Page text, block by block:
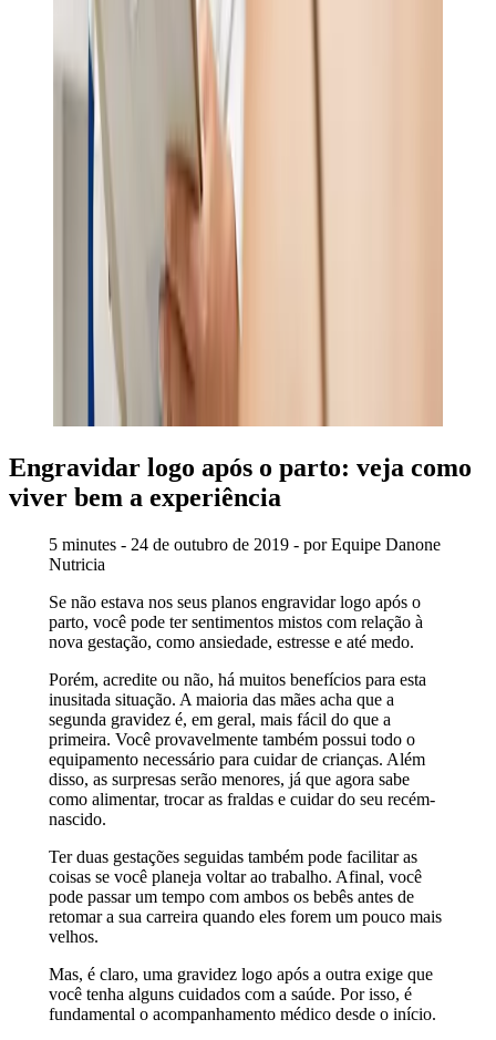
Engravidar logo após o parto: veja como
viver bem a experiência
5 minutes - 24 de outubro de 2019 - por Equipe Danone
Nutricia
Se não estava nos seus planos engravidar logo após o
parto, você pode ter sentimentos mistos com relação à
nova gestação, como ansiedade, estresse e até medo.
Porém, acredite ou não, há muitos benefícios para esta
inusitada situação. A maioria das mães acha que a
segunda gravidez é, em geral, mais fácil do que a
primeira. Você provavelmente também possui todo o
equipamento necessário para cuidar de crianças. Além
disso, as surpresas serão menores, já que agora sabe
como alimentar, trocar as fraldas e cuidar do seu recém-
nascido.
Ter duas gestações seguidas também pode facilitar as
coisas se você planeja voltar ao trabalho. Afinal, você
pode passar um tempo com ambos os bebês antes de
retomar a sua carreira quando eles forem um pouco mais
velhos.
Mas, é claro, uma gravidez logo após a outra exige que
você tenha alguns cuidados com a saúde. Por isso, é
fundamental o acompanhamento médico desde o início.